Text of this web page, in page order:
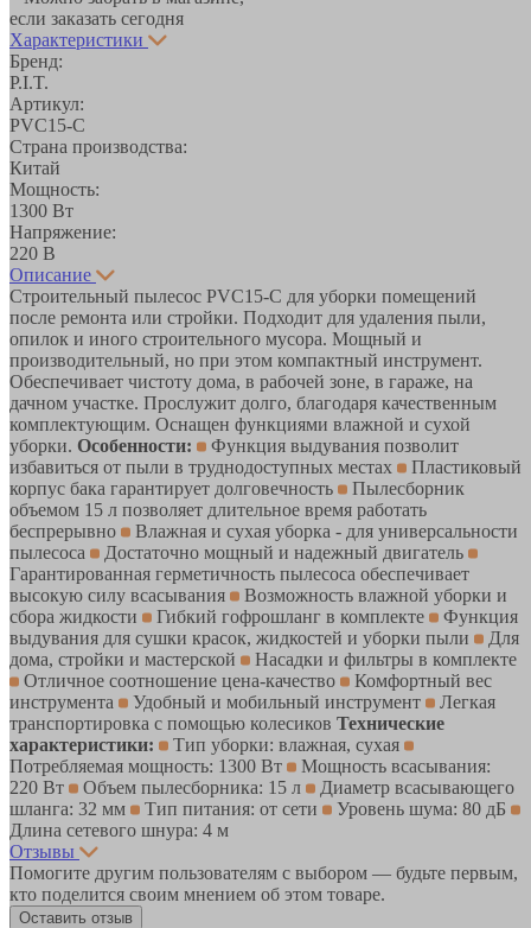
если заказать сегодня
Характеристики
Бренд:
P.I.T.
Артикул:
PVC15-C
Страна производства:
Китай
Мощность:
1300 Вт
Напряжение:
220 В
Описание
Строительный пылесос PVC15-C для уборки помещений
после ремонта или стройки. Подходит для удаления пыли,
опилок и иного строительного мусора. Мощный и
производительный, но при этом компактный инструмент.
Обеспечивает чистоту дома, в рабочей зоне, в гараже, на
дачном участке. Прослужит долго, благодаря качественным
комплектующим. Оснащен функциями влажной и сухой
уборки. Особенности:
Функция выдувания позволит
избавиться от пыли в труднодоступных местах
Пластиковый
корпус бака гарантирует долговечность
Пылесборник
объемом 15 л позволяет длительное время работать
беспрерывно
Влажная и сухая уборка - для универсальности
пылесоса
Достаточно мощный и надежный двигатель
Гарантированная герметичность пылесоса обеспечивает
высокую силу всасывания
Возможность влажной уборки и
сбора жидкости
Гибкий гофрошланг в комплекте
Функция
выдувания для сушки красок, жидкостей и уборки пыли
Для
дома, стройки и мастерской
Насадки и фильтры в комплекте
Отличное соотношение цена-качество
Комфортный вес
инструмента
Удобный и мобильный инструмент
Легкая
транспортировка с помощью колесиков Технические
характеристики:
Тип уборки: влажная, сухая
Потребляемая мощность: 1300 Вт
Мощность всасывания:
220 Вт
Объем пылесборника: 15 л
Диаметр всасывающего
шланга: 32 мм
Тип питания: от сети
Уровень шума: 80 дБ
Длина сетевого шнура: 4 м
Отзывы
Помогите другим пользователям с выбором — будьте первым,
кто поделится своим мнением об этом товаре.
Оставить отзыв